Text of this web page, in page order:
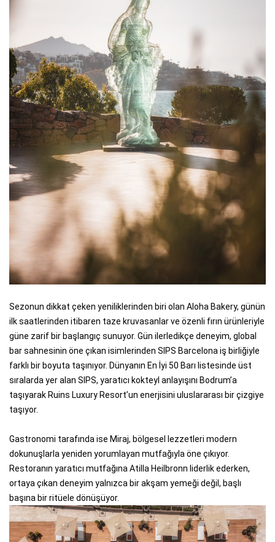
Sezonun dikkat çeken yeniliklerinden biri olan Aloha Bakery, günün
ilk saatlerinden itibaren taze kruvasanlar ve özenli fırın ürünleriyle
güne zarif bir başlangıç sunuyor. Gün ilerledikçe deneyim, global
bar sahnesinin öne çıkan isimlerinden SIPS Barcelona iş birliğiyle
farklı bir boyuta taşınıyor. Dünyanın En İyi 50 Barı listesinde üst
sıralarda yer alan SIPS, yaratıcı kokteyl anlayışını Bodrum’a
taşıyarak Ruins Luxury Resort’un enerjisini uluslararası bir çizgiye
taşıyor.
Gastronomi tarafında ise Miraj, bölgesel lezzetleri modern
dokunuşlarla yeniden yorumlayan mutfağıyla öne çıkıyor.
Restoranın yaratıcı mutfağına Atilla Heilbronn liderlik ederken,
ortaya çıkan deneyim yalnızca bir akşam yemeği değil, başlı
başına bir ritüele dönüşüyor.